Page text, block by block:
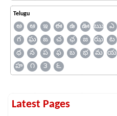
Telugu
అ ఆ ఇ ఈ ఉ ఊ ఋ ఎ
గ
ఘ ఙ చ ఛ జ ఝ ట
ధ
న ప ఫ బ భ మ య
హ
౧ ౩ ౬
Latest Pages